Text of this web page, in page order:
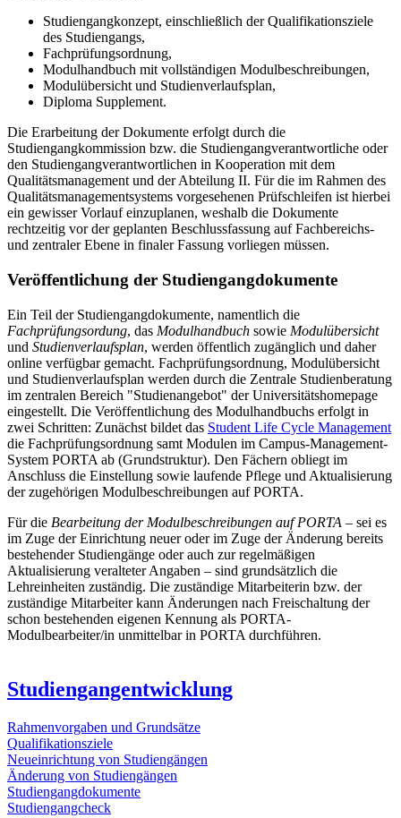
Studiengangkonzept, einschließlich der Qualifikationsziele
des Studiengangs,
Fachprüfungsordnung,
Modulhandbuch mit vollständigen Modulbeschreibungen,
Modulübersicht und Studienverlaufsplan,
Diploma Supplement.
Die Erarbeitung der Dokumente erfolgt durch die
Studiengangkommission bzw. die Studiengangverantwortliche oder
den Studiengangverantwortlichen in Kooperation mit dem
Qualitätsmanagement und der Abteilung II. Für die im Rahmen des
Qualitätsmanagementsystems vorgesehenen Prüfschleifen ist hierbei
ein gewisser Vorlauf einzuplanen, weshalb die Dokumente
rechtzeitig vor der geplanten Beschlussfassung auf Fachbereichs-
und zentraler Ebene in finaler Fassung vorliegen müssen.
Veröffentlichung der Studiengangdokumente
Ein Teil der Studiengangdokumente, namentlich die
Fachprüfungsordung, das Modulhandbuch sowie Modulübersicht
und Studienverlaufsplan, werden öffentlich zugänglich und daher
online verfügbar gemacht. Fachprüfungsordnung, Modulübersicht
und Studienverlaufsplan werden durch die Zentrale Studienberatung
im zentralen Bereich "Studienangebot" der Universitätshomepage
eingestellt. Die Veröffentlichung des Modulhandbuchs erfolgt in
zwei Schritten: Zunächst bildet das Student Life Cycle Management
die Fachprüfungsordnung samt Modulen im Campus-Management-
System PORTA ab (Grundstruktur). Den Fächern obliegt im
Anschluss die Einstellung sowie laufende Pflege und Aktualisierung
der zugehörigen Modulbeschreibungen auf PORTA.
Für die Bearbeitung der Modulbeschreibungen auf PORTA – sei es
im Zuge der Einrichtung neuer oder im Zuge der Änderung bereits
bestehender Studiengänge oder auch zur regelmäßigen
Aktualisierung veralteter Angaben – sind grundsätzlich die
Lehreinheiten zuständig. Die zuständige Mitarbeiterin bzw. der
zuständige Mitarbeiter kann Änderungen nach Freischaltung der
schon bestehenden eigenen Kennung als PORTA-
Modulbearbeiter/in unmittelbar in PORTA durchführen.
Studiengangentwicklung
Rahmenvorgaben und Grundsätze
Qualifikationsziele
Neueinrichtung von Studiengängen
Änderung von Studiengängen
Studiengangdokumente
Studiengangcheck